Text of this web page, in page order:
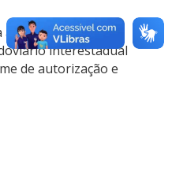
a prestação do
interestadual
de autorização e